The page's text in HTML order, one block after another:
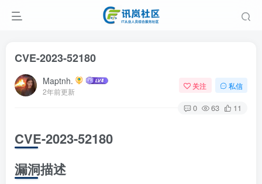
CVE-2023-52180
Maptnh.
2年前更新
关注 私信
0 63 11
CVE-2023-52180
漏洞描述